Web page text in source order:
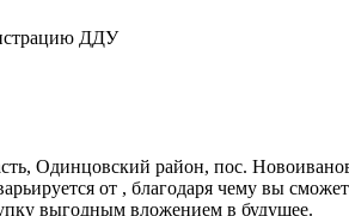
ДДУ
Одинцовский район, пос.
от , благодаря чему вы
выгодным вложением в будущее.